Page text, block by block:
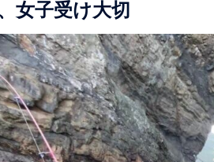
女子受け大切